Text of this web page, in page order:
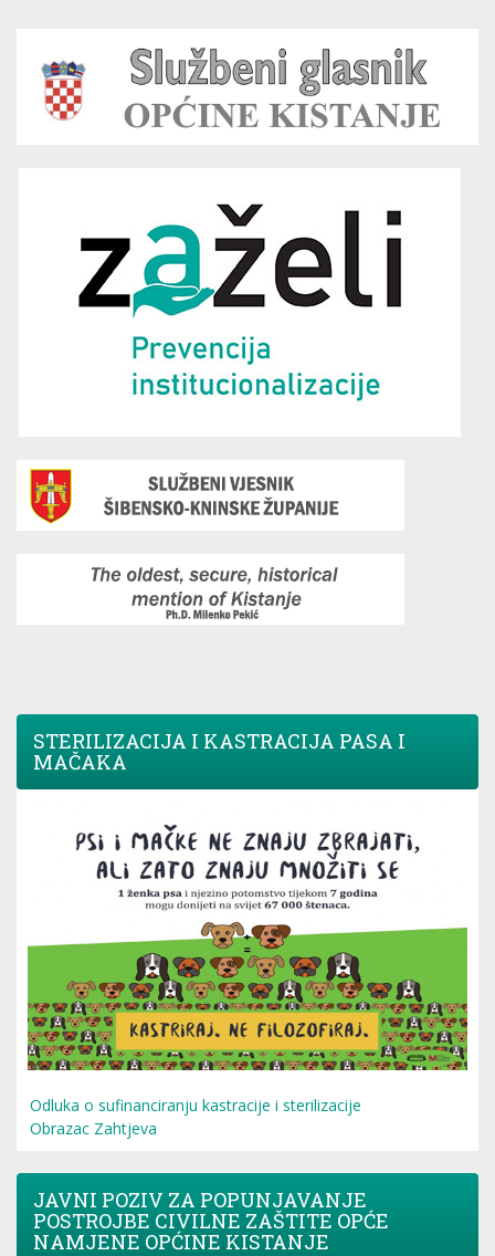
STERILIZACIJA I KASTRACIJA PASA I
MAČAKA
Odluka o sufinanciranju kastracije i sterilizacije
Obrazac Zahtjeva
JAVNI POZIV ZA POPUNJAVANJE
POSTROJBE CIVILNE ZAŠTITE OPĆE
NAMJENE OPĆINE KISTANJE